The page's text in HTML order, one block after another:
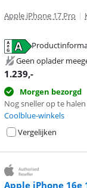
Apple iPhone 17 Pro |
Geen oplader
1.239,-
Morgen bezorgd
Nog sneller op te
Coolblue-winkels
Vergelijken
Apple iPhone 16e